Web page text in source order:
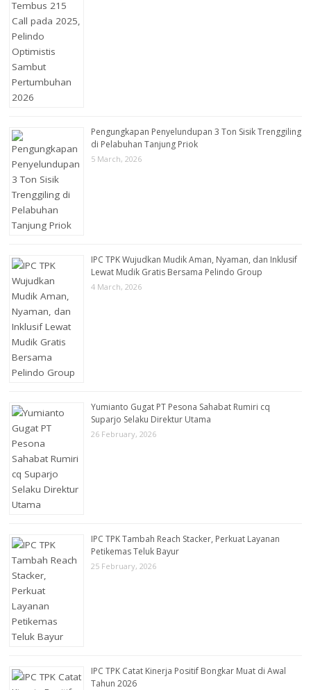
Pengungkapan Penyelundupan 3 Ton Sisik Trenggiling
di Pelabuhan Tanjung Priok
5 March, 2026
IPC TPK Wujudkan Mudik Aman, Nyaman, dan Inklusif
Lewat Mudik Gratis Bersama Pelindo Group
4 March, 2026
Yumianto Gugat PT Pesona Sahabat Rumiri cq
Suparjo Selaku Direktur Utama
26 February, 2026
IPC TPK Tambah Reach Stacker, Perkuat Layanan
Petikemas Teluk Bayur
25 February, 2026
IPC TPK Catat Kinerja Positif Bongkar Muat di Awal
Tahun 2026